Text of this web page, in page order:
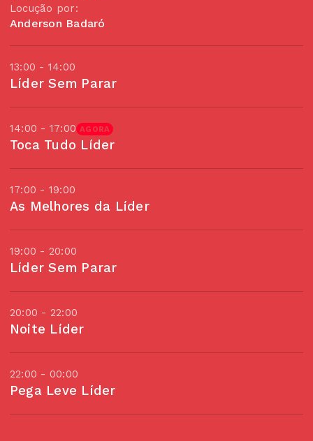
Locução por:
Anderson Badaró
13:00 - 14:00
Líder Sem Parar
14:00 - 17:00 AGORA
Toca Tudo Líder
17:00 - 19:00
As Melhores da Líder
19:00 - 20:00
Líder Sem Parar
20:00 - 22:00
Noite Líder
22:00 - 00:00
Pega Leve Líder